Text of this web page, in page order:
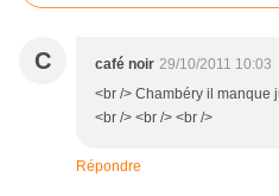
C café noir 29/10/2011 10:03
<br /> Chambéry il manque
<br /> <br /> <br />
Répondre